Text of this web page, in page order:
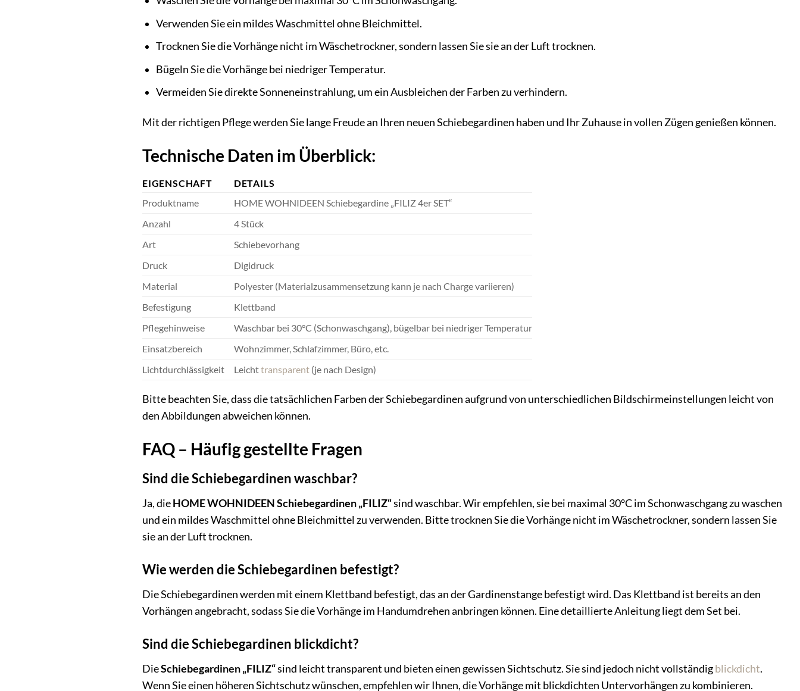
Verwenden Sie ein mildes Waschmittel ohne Bleichmittel.
Trocknen Sie die Vorhänge nicht im Wäschetrockner, sondern lassen Sie sie an der Luft trocknen.
Bügeln Sie die Vorhänge bei niedriger Temperatur.
Vermeiden Sie direkte Sonneneinstrahlung, um ein Ausbleichen der Farben zu verhindern.
Mit der richtigen Pflege werden Sie lange Freude an Ihren neuen Schiebegardinen haben und Ihr Zuhause in vollen Zügen genießen können.
Technische Daten im Überblick:
EIGENSCHAFT
DETAILS
Produktname
HOME WOHNIDEEN Schiebegardine „FILIZ 4er SET“
Anzahl
4 Stück
Art
Schiebevorhang
Druck
Digidruck
Material
Polyester (Materialzusammensetzung kann je nach Charge variieren)
Befestigung
Klettband
Pflegehinweise
Waschbar bei 30°C (Schonwaschgang), bügelbar bei niedriger Temperatur
Einsatzbereich
Wohnzimmer, Schlafzimmer, Büro, etc.
Lichtdurchlässigkeit
Leichttransparent(je nach Design)
Bitte beachten Sie, dass die tatsächlichen Farben der Schiebegardinen aufgrund von unterschiedlichen Bildschirmeinstellungen leicht von
den Abbildungen abweichen können.
FAQ – Häufig gestellte Fragen
Sind die Schiebegardinen waschbar?
Ja, dieHOME WOHNIDEEN Schiebegardinen „FILIZ“sind waschbar. Wir empfehlen, sie bei maximal 30°C im Schonwaschgang zu waschen
und ein mildes Waschmittel ohne Bleichmittel zu verwenden. Bitte trocknen Sie die Vorhänge nicht im Wäschetrockner, sondern lassen Sie
sie an der Luft trocknen.
Wie werden die Schiebegardinen befestigt?
Die Schiebegardinen werden mit einem Klettband befestigt, das an der Gardinenstange befestigt wird. Das Klettband ist bereits an den
Vorhängen angebracht, sodass Sie die Vorhänge im Handumdrehen anbringen können. Eine detaillierte Anleitung liegt dem Set bei.
Sind die Schiebegardinen blickdicht?
DieSchiebegardinen „FILIZ“sind leicht transparent und bieten einen gewissen Sichtschutz. Sie sind jedoch nicht vollständigblickdicht.
Wenn Sie einen höheren Sichtschutz wünschen, empfehlen wir Ihnen, die Vorhänge mit blickdichten Untervorhängen zu kombinieren.